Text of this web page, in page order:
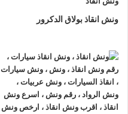
، أتصل بنا الان ولا تتردد
ونش
شارع الازهر, نحن نعمل على
انقاذ سيارات
سريع و مجهز
والراحة.
ونش انقاذ سيارات
ونش انقاذ بولاق الدكرور